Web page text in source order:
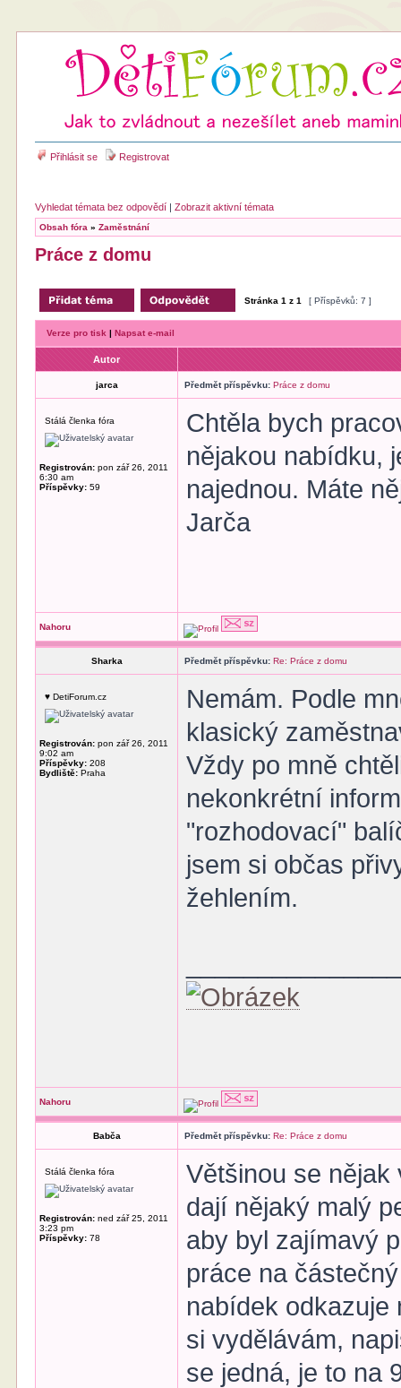
Přihlásit se Registrovat
Vyhledat témata bez odpovědí |Zobrazit aktivní témata
Obsah fóra »Zaměstnání
Práce z domu
Stránka1 z1 [ Příspěvků: 7 ]
Verze pro tisk |Napsat e-mail
Autor
jarca Předmět příspěvku: Práce z domu
Stálá členka fóra
Registrován: pon zář 26, 2011
6:30 am
Příspěvky: 59
Chtěla bych
nějakou nabídku,
najednou. Máte
Jarča
Nahoru
Sharka Předmět příspěvku: Re: Práce z domu
♥ DetiForum.cz
Registrován: pon zář 26, 2011
9:02 am
Příspěvky: 208
Bydliště: Praha
Nemám. Podle
klasický
Vždy po mně
nekonkrétní
"rozhodovací"
jsem si občas
žehlením.
Nahoru
Babča Předmět příspěvku: Re: Práce z domu
Stálá členka fóra
Registrován: ned zář 25, 2011
3:23 pm
Příspěvky: 78
Většinou se
dají nějaký malý
aby byl zajímavý
práce na
nabídek odkazuje
si vydělávám,
se jedná, je to na